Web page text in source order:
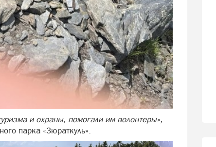
и охраны, помогали им волонтеры»,
парка «Зюраткуль».